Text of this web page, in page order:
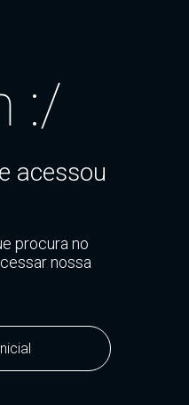
:/
acessou
procura no
nossa